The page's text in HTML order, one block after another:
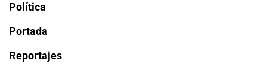
Política
Portada
Reportajes